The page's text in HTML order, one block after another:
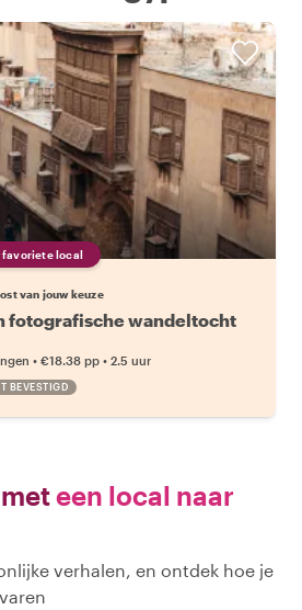
favoriete local
van jouw keuze
fotografische wandeltocht
• €18.38 pp • 2.5 uur
BEVESTIGD
een local naar
verhalen, en ontdek hoe je